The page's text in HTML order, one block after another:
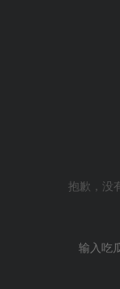
抱歉，没